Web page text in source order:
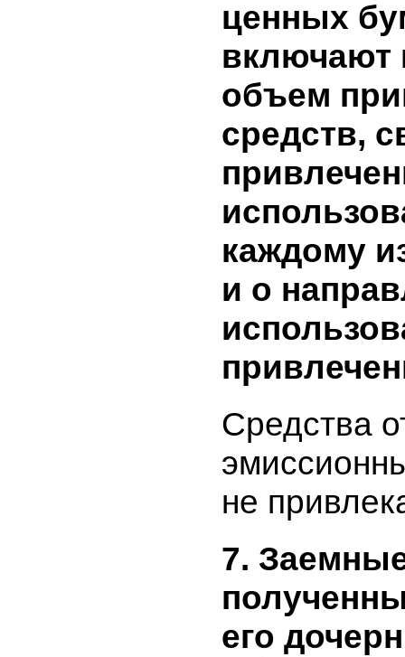
6.
в
бумаг и
ценных
объем
средств,
каждому
и о